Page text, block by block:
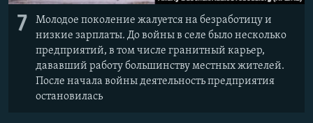
7
Молодое поколение жалуется на безработицу и
низкие зарплаты. До войны в селе было несколько
предприятий, в том числе гранитный карьер,
дававший работу большинству местных жителей.
После начала войны деятельность предприятия
остановилась